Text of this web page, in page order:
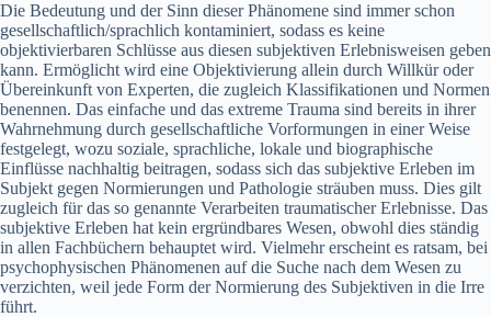
Die Bedeutung und der Sinn dieser Phänomene sind immer schon
gesellschaftlich/sprachlich kontaminiert, sodass es keine
objektivierbaren Schlüsse aus diesen subjektiven Erlebnisweisen geben
kann. Ermöglicht wird eine Objektivierung allein durch Willkür oder
Übereinkunft von Experten, die zugleich Klassifikationen und Normen
benennen. Das einfache und das extreme Trauma sind bereits in ihrer
Wahrnehmung durch gesellschaftliche Vorformungen in einer Weise
festgelegt, wozu soziale, sprachliche, lokale und biographische
Einflüsse nachhaltig beitragen, sodass sich das subjektive Erleben im
Subjekt gegen Normierungen und Pathologie sträuben muss. Dies gilt
zugleich für das so genannte Verarbeiten traumatischer Erlebnisse. Das
subjektive Erleben hat kein ergründbares Wesen, obwohl dies ständig
in allen Fachbüchern behauptet wird. Vielmehr erscheint es ratsam, bei
psychophysischen Phänomenen auf die Suche nach dem Wesen zu
verzichten, weil jede Form der Normierung des Subjektiven in die Irre
führt.